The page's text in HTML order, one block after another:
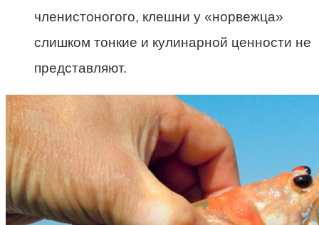
членистоногого, клешни у «норвежца»
слишком тонкие и кулинарной ценности не
представляют.